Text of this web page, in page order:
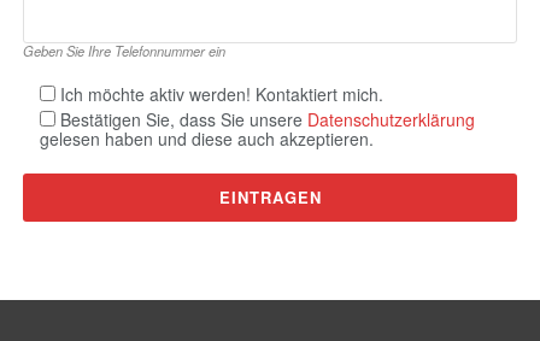
Geben Sie Ihre Telefonnummer ein
Ich möchte aktiv werden! Kontaktiert mich.
Bestätigen Sie, dass Sie unsere Datenschutzerklärung
gelesen haben und diese auch akzeptieren.